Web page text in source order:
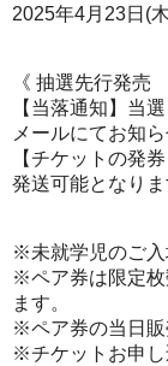
2025年4月23日(
《 抽選先行発売
【当落通知】当
メールにてお知
【チケットの発
発送可能となりま
※未就学児のご入
※ペア券は限定枚
ます。
※ペア券の当日販
※チケットお申し